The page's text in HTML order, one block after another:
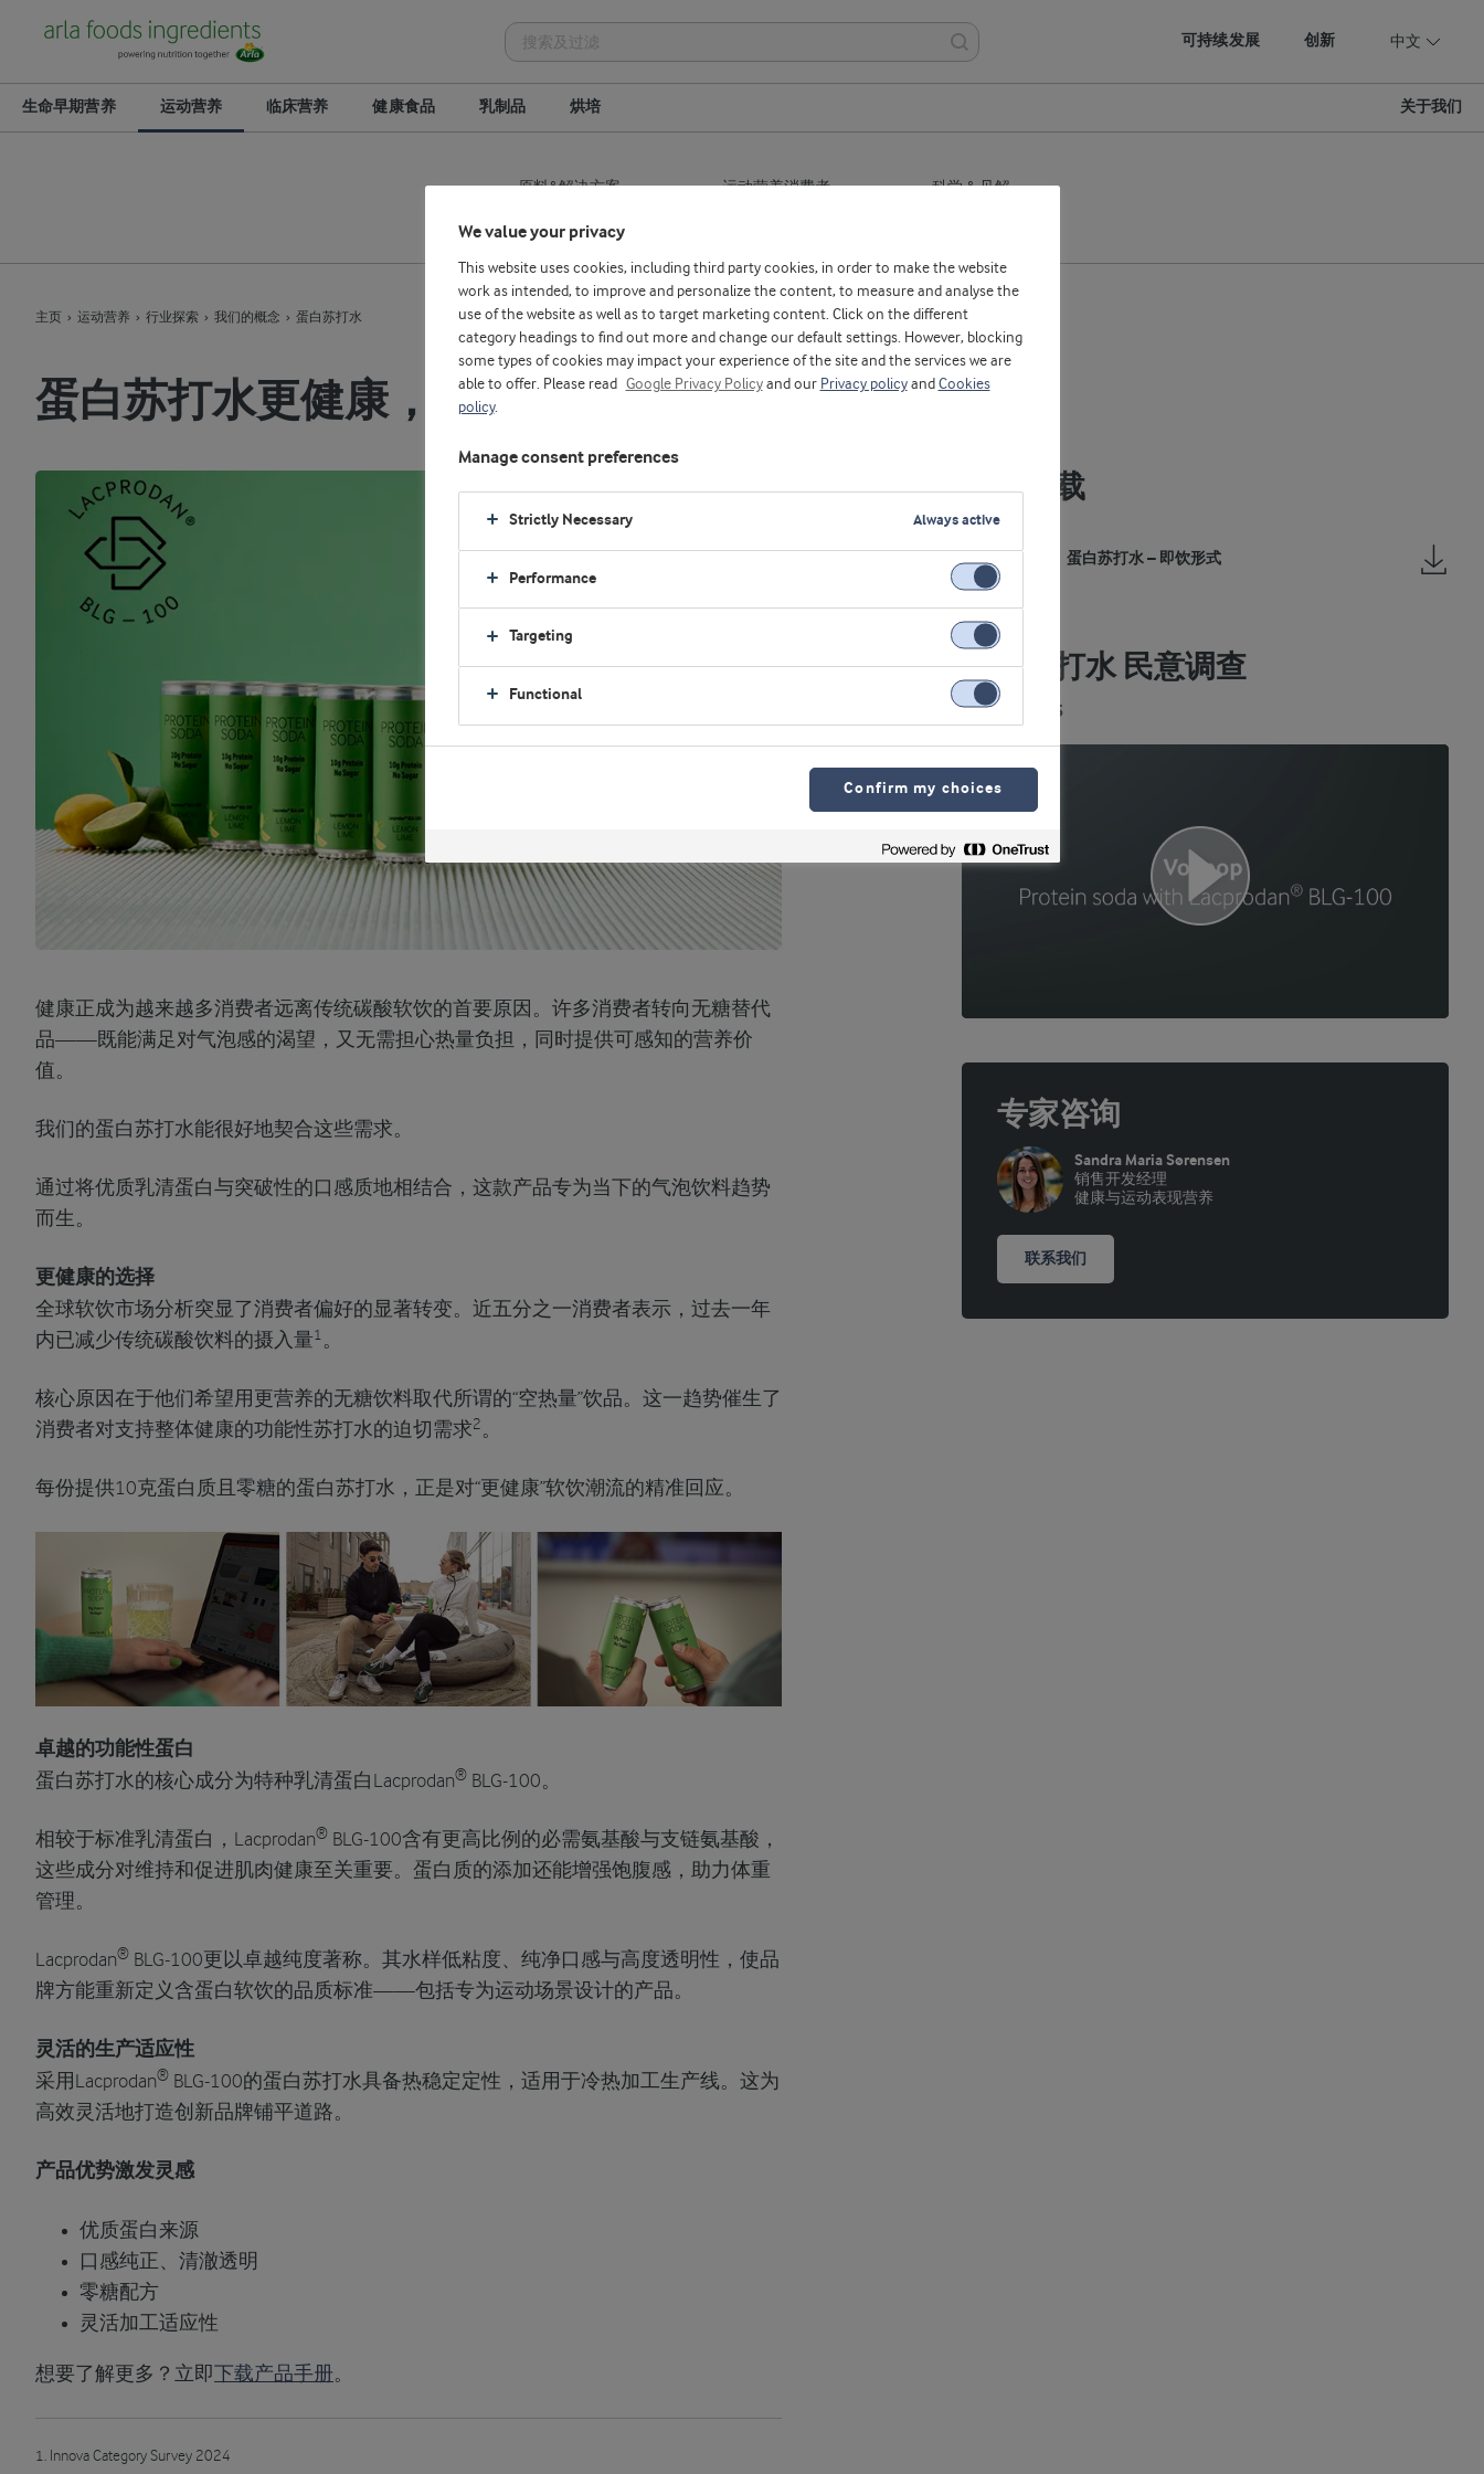
可持续发展 创新 中文
生命早期营养 运动营养 临床营养 健康食品 乳制品 烘培 关于我们
原料&解决方案 运动营养消费者 科学 & 见解
主页 运动营养 行业探索 我们的概念 蛋白苏打水
蛋白苏打水更健康，消费者孜孜以求
健康正成为越来越多消费者远离传统碳酸软饮的首要原因。许多消费者转向无糖替代
品——既能满足对气泡感的渴望，又无需担心热量负担，同时提供可感知的营养价
值。
我们的蛋白苏打水能很好地契合这些需求。
通过将优质乳清蛋白与突破性的口感质地相结合，这款产品专为当下的气泡饮料趋势
而生。
更健康的选择
全球软饮市场分析突显了消费者偏好的显著转变。近五分之一消费者表示，过去一年
内已减少传统碳酸饮料的摄入量1 。
核心原因在于他们希望用更营养的无糖饮料取代所谓的“空热量”饮品。这一趋势催生了
消费者对支持整体健康的功能性苏打水的迫切需求2 。
每份提供10克蛋白质且零糖的蛋白苏打水，正是对“更健康”软饮潮流的精准回应。
卓越的功能性蛋白
蛋白苏打水的核心成分为特种乳清蛋白Lacprodan® BLG-100。
相较于标准乳清蛋白，Lacprodan® BLG-100含有更高比例的必需氨基酸与支链氨基酸，
这些成分对维持和促进肌肉健康至关重要。蛋白质的添加还能增强饱腹感，助力体重
管理。
Lacprodan® BLG-100更以卓越纯度著称。其水样低粘度、纯净口感与高度透明性，使品
牌方能重新定义含蛋白软饮的品质标准——包括专为运动场景设计的产品。
灵活的生产适应性
采用Lacprodan® BLG-100的蛋白苏打水具备热稳定定性，适用于冷热加工生产线。这为
高效灵活地打造创新品牌铺平道路。
产品优势激发灵感
优质蛋白来源
口感纯正、清澈透明
零糖配方
灵活加工适应性
想要了解更多？立即 下载产品手册。
1. Innova Category Survey 2024
资料下载
蛋白苏打水 – 即饮形式
蛋白苏打水 民意调查
视频 01:25
专家咨询
Sandra Maria Sørensen
销售开发经理
健康与运动表现营养
联系我们
We value your privacy
This website uses cookies, including third party cookies, in order to make the website
work as intended, to improve and personalize the content, to measure and analyse the
use of the website as well as to target marketing content. Click on the different
category headings to find out more and change our default settings. However, blocking
some types of cookies may impact your experience of the site and the services we are
able to offer. Please read
Google Privacy Policyand our Privacy policyand Cookies
policy.
Manage consent preferences
Strictly Necessary Always active
Performance
Targeting
Functional
Confirm my choices